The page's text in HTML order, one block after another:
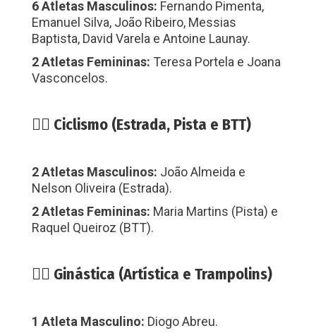
6 Atletas Masculinos: Fernando Pimenta,
Emanuel Silva, João Ribeiro, Messias
Baptista, David Varela e Antoine Launay.
2 Atletas Femininas: Teresa Portela e Joana
Vasconcelos.
🚴‍♀️ Ciclismo (Estrada, Pista e BTT)
2 Atletas Masculinos: João Almeida e
Nelson Oliveira (Estrada).
2 Atletas Femininas: Maria Martins (Pista) e
Raquel Queiroz (BTT).
🤸‍♀️ Ginástica (Artística e Trampolins)
1 Atleta Masculino: Diogo Abreu.